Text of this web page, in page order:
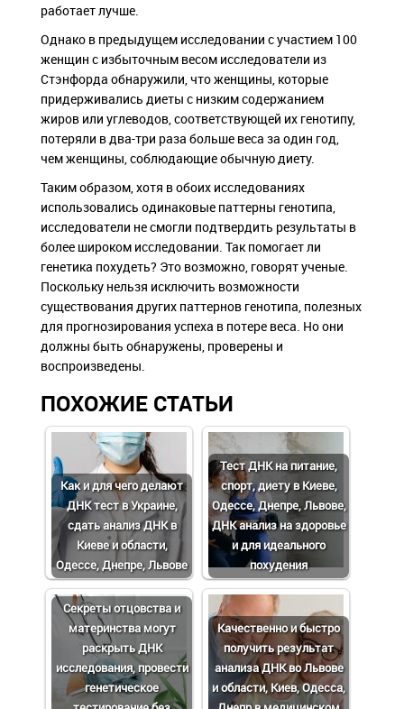
работает лучше.
Однако в предыдущем исследовании с участием 100
женщин с избыточным весом исследователи из
Стэнфорда обнаружили, что женщины, которые
придерживались диеты с низким содержанием
жиров или углеводов, соответствующей их генотипу,
потеряли в два-три раза больше веса за один год,
чем женщины, соблюдающие обычную диету.
Таким образом, хотя в обоих исследованиях
использовались одинаковые паттерны генотипа,
исследователи не смогли подтвердить результаты в
более широком исследовании. Так помогает ли
генетика похудеть? Это возможно, говорят ученые.
Поскольку нельзя исключить возможности
существования других паттернов генотипа, полезных
для прогнозирования успеха в потере веса. Но они
должны быть обнаружены, проверены и
воспроизведены.
ПОХОЖИЕ СТАТЬИ
Как и для чего делают
ДНК тест в Украине,
сдать анализ ДНК в
Киеве и области,
Одессе, Днепре, Львове
Тест ДНК на питание,
спорт, диету в Киеве,
Одессе, Днепре, Львове,
ДНК анализ на здоровье
и для идеального
похудения
Cекреты отцовства и
материнства могут
раскрыть ДНК
исследования, провести
генетическое
Качественно и быстро
получить результат
анализа ДНК во Львове
и области, Киев, Одесса,